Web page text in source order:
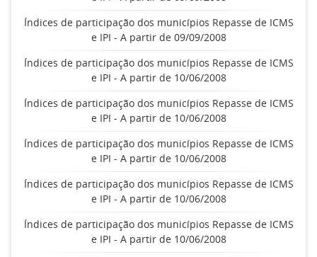
Índices de participação dos municípios Repasse de ICMS
e IPI - A partir de 09/09/2008
Índices de participação dos municípios Repasse de ICMS
e IPI - A partir de 10/06/2008
Índices de participação dos municípios Repasse de ICMS
e IPI - A partir de 10/06/2008
Índices de participação dos municípios Repasse de ICMS
e IPI - A partir de 10/06/2008
Índices de participação dos municípios Repasse de ICMS
e IPI - A partir de 10/06/2008
Índices de participação dos municípios Repasse de ICMS
e IPI - A partir de 10/06/2008